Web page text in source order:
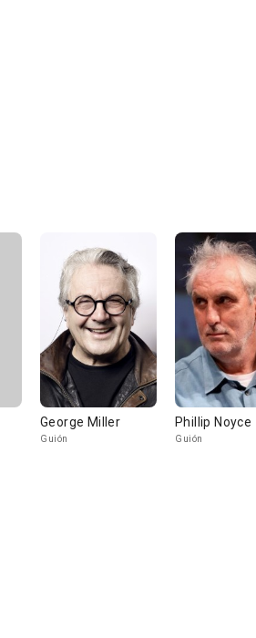
George Miller
Guión
Phillip Noyce
Guión